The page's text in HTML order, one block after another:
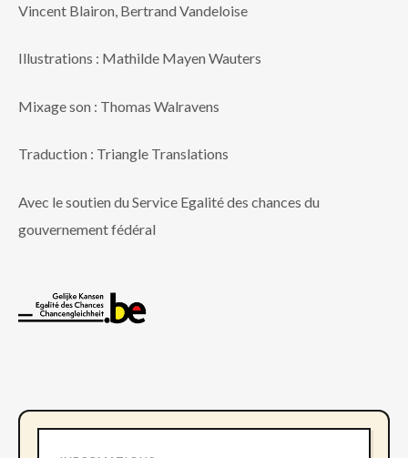
Vincent Blairon, Bertrand Vandeloise
Illustrations : Mathilde Mayen Wauters
Mixage son : Thomas Walravens
Traduction : Triangle Translations
Avec le soutien du Service Egalité des chances du
gouvernement fédéral